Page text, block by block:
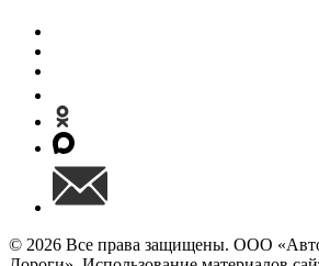
© 2026 Все права защищены. ООО